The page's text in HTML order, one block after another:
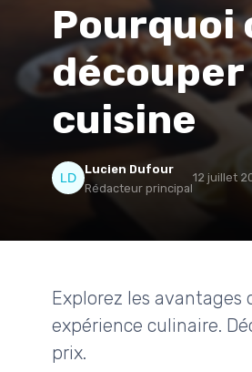
Pourquoi
cuisine
Lucien Dufour
Rédacteur principal
12 juillet
Explorez les
expérience culinaire.
prix.